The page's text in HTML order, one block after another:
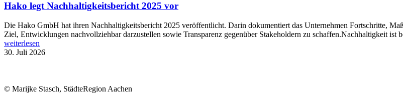
Hako legt Nachhaltigkeitsbericht 2025 vor
Die Hako GmbH hat ihren Nachhaltigkeitsbericht 2025 veröffentlicht. Darin dokumentiert das Unternehmen Fortschritte,
Ziel, Entwicklungen nachvollziehbar darzustellen sowie Transparenz gegenüber Stakeholdern zu schaffen.Nachhaltigkeit ist
weiterlesen
30. Juli 2026
© Marijke Stasch, StädteRegion Aachen